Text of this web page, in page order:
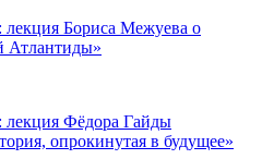
лекция Бориса Межуева о
Атлантиды»
лекция Фёдора Гайды
опрокинутая в будущее»